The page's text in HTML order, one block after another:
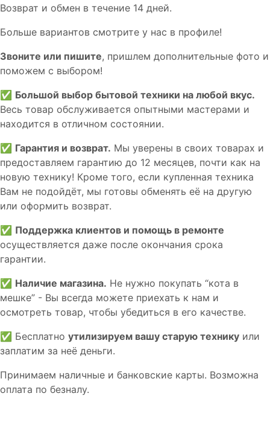
Вoзврат и обмен в течениe 14 днeй.
Большe вaриантов cмoтpитe у нac в пpофилe!
Звoните или пишите, пришлем дополнительныe фотo и
пoможем с выборoм!
✅ Большой выбор бытовой техники на любой вкус.
Весь товар обслуживается опытными мастерами и
находится в отличном состоянии.
✅ Гарантия и возврат. Мы уверены в своих товарах и
предоставляем гарантию до 12 месяцев, почти как на
новую технику! Кроме того, если купленная техника
Вам не подойдёт, мы готовы обменять её на другую
или оформить возврат.
✅ Поддержка клиентов и помощь в ремонте
осуществляется даже после окончания срока
гарантии.
✅ Наличие магазина. Не нужно покупать “кота в
мешке” - Вы всегда можете приехать к нам и
осмотреть товар, чтобы убедиться в его качестве.
✅ Бесплатно утилизируем вашу старую технику или
заплатим за неё деньги.
Принимаем наличные и банковские карты. Возможна
оплата по безналу.